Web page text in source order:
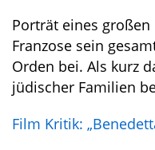
Porträt eines
Franzose sein
Orden bei. Als kurz
jüdischer Familien
Film Kritik: